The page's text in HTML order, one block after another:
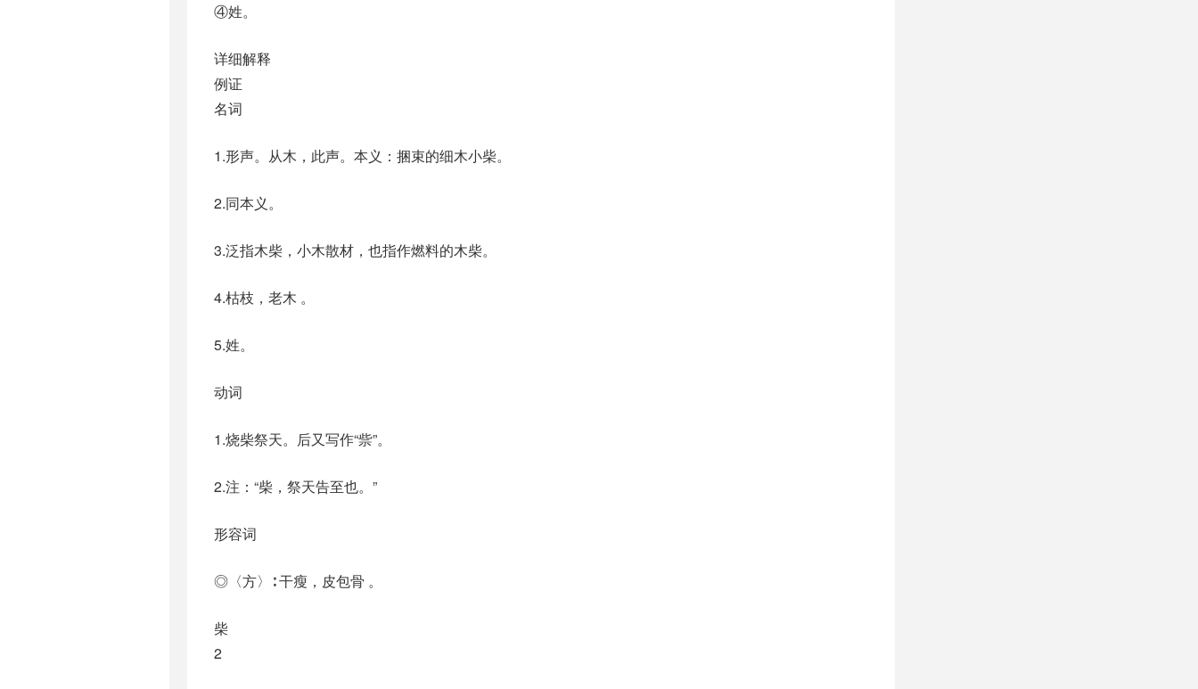
④姓。
详细解释
例证
名词
1.形声。从木，此声。本义：捆束的细木小柴。
2.同本义。
3.泛指木柴，小木散材，也指作燃料的木柴。
4.枯枝，老木 。
5.姓。
动词
1.烧柴祭天。后又写作“祡”。
2.注：“柴，祭天告至也。”
形容词
◎〈方〉∶ 干瘦，皮包骨 。
柴
2